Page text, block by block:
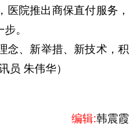
院推出商保直付服务，
。
念、新举措、新技术，积
员 朱伟华）
编辑:韩震霞